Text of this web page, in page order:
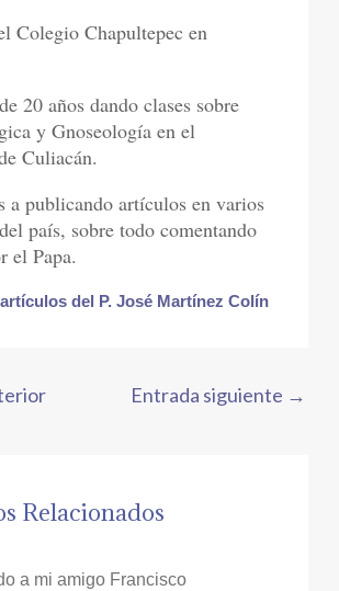
Colegio Chapultepec en
20 años dando clases sobre
y Gnoseología en el
Culiacán.
a publicando artículos en varios
país, sobre todo comentando
el Papa.
del P. José Martínez Colín
Entrada siguiente →
Relacionados
a mi amigo Francisco